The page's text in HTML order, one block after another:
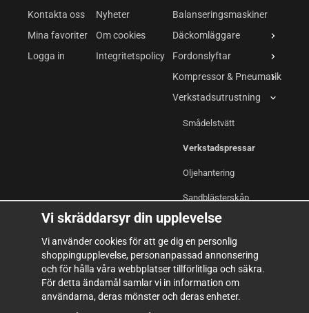
Kontakta oss
Mina favoriter
Logga in
Nyheter
Om cookies
Integritetspolicy
Balanseringsmaskiner
Däckomläggare
Fordonslyftar
Kompressor & Pneumatik
Verkstadsutrustning
Smådelstvätt
Verkstadspressar
Oljehantering
Sandblästerskåp
Svets
Monteörsstol / Liggvagn
Induktionsvärmare
Verktyg & Inredning
Vi skräddarsyr din upplevelse
Vi använder cookies för att ge dig en personlig
shoppingupplevelse, personanpassad annonsering
och för hålla våra webbplatser tillförlitliga och säkra.
För detta ändamål samlar vi in information om
användarna, deras mönster och deras enheter.